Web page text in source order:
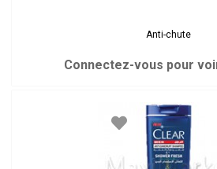
Anti-chute
Connectez-vous pour